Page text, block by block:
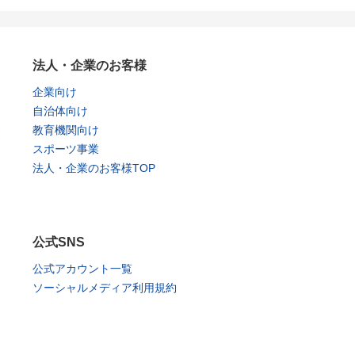
法人・企業のお客様
企業向け
自治体向け
教育機関向け
スポーツ事業
法人・企業のお客様TOP
公式SNS
公式アカウント一覧
ソーシャルメディア利用規約